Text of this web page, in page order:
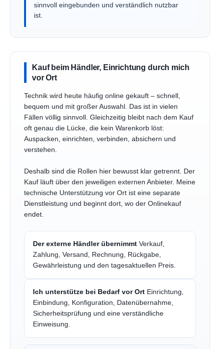
sinnvoll eingebunden und verständlich nutzbar
ist.
Kauf beim Händler, Einrichtung durch mich
vor Ort
Technik wird heute häufig online gekauft – schnell,
bequem und mit großer Auswahl. Das ist in vielen
Fällen völlig sinnvoll. Gleichzeitig bleibt nach dem Kauf
oft genau die Lücke, die kein Warenkorb löst:
Auspacken, einrichten, verbinden, absichern und
verstehen.
Deshalb sind die Rollen hier bewusst klar getrennt. Der
Kauf läuft über den jeweiligen externen Anbieter. Meine
technische Unterstützung vor Ort ist eine separate
Dienstleistung und beginnt dort, wo der Onlinekauf
endet.
Der externe Händler übernimmt Verkauf,
Zahlung, Versand, Rechnung, Rückgabe,
Gewährleistung und den tagesaktuellen Preis.
Ich unterstütze bei Bedarf vor Ort Einrichtung,
Einbindung, Konfiguration, Datenübernahme,
Sicherheitsprüfung und eine verständliche
Einweisung.